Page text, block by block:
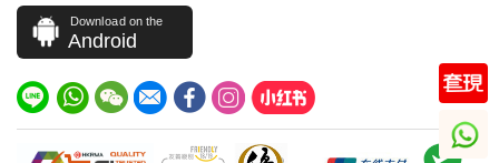
Download on the
Android